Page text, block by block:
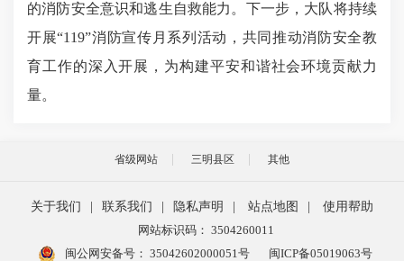
的消防安全意识和逃生自救能力。下一步，大队将持续
开展“119”消防宣传月系列活动，共同推动消防安全教
育工作的深入开展，为构建平安和谐社会环境贡献力
量。
省级网站 三明县区 其他
关于我们 联系我们 隐私声明 站点地图
使用帮助
网站标识码： 3504260011
闽公网安备号： 35042602000051号 闽ICP备05019063号